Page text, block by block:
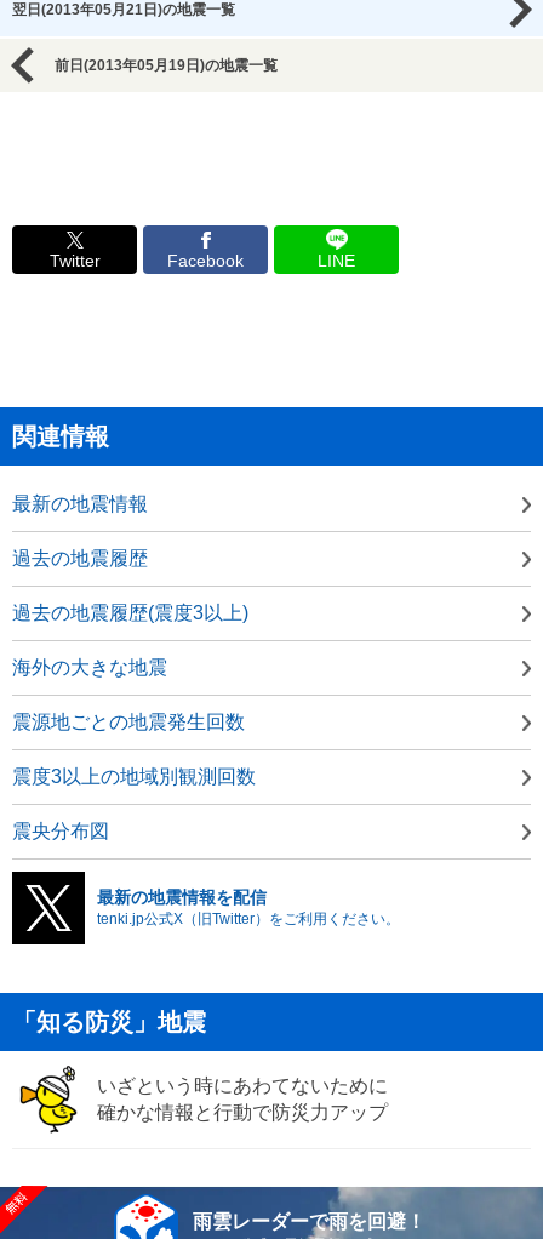
翌日(2013年05月21日)の地震一覧
前日(2013年05月19日)の地震一覧
Twitter Facebook LINE
関連情報
最新の地震情報
過去の地震履歴
過去の地震履歴(震度3以上)
海外の大きな地震
震源地ごとの地震発生回数
震度3以上の地域別観測回数
震央分布図
最新の地震情報を配信
tenki.jp公式X（旧Twitter）をご利用ください。
「知る防災」地震
いざという時にあわてないために
確かな情報と行動で防災力アップ
雨雲レーダーで雨を回避！